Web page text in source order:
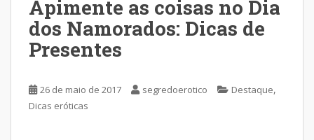
Apimente as coisas no Dia
dos Namorados: Dicas de
Presentes
26 de maio de 2017 segredoerotico Destaque,
Dicas eróticas